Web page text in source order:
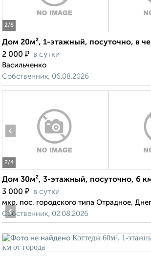
2/8
Дом 20м², 1-этажный, посуточно, в
2 000 ₽ в сутки
Васильченко
Собственник, 06.08.2026
2/4
‹
Дом 30м², 3-этажный, посуточно, 6
3 000 ₽ в сутки
мкр. пос. городского типа Отрадное,
Собственник, 02.08.2026
‹